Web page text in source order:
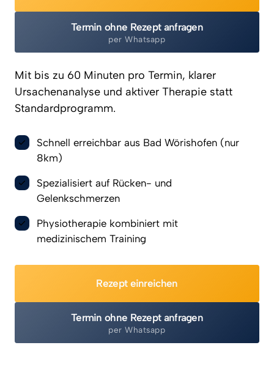
Termin ohne Rezept anfragen
per Whatsapp
Mit bis zu 60 Minuten pro Termin, klarer
Ursachenanalyse und aktiver Therapie statt
Standardprogramm.
Schnell erreichbar aus Bad Wörishofen (nur
8km)
Spezialisiert auf Rücken- und
Gelenkschmerzen
Physiotherapie kombiniert mit
medizinischem Training
Rezept einreichen
Termin ohne Rezept anfragen
per Whatsapp